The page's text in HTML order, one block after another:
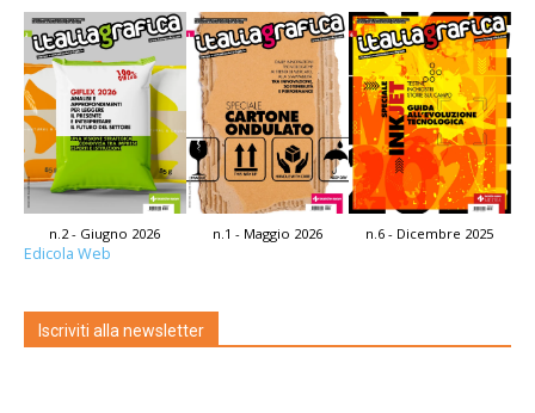
n.2 - Giugno 2026 n.1 - Maggio 2026 n.6 - Dicembre 2025
Edicola Web
Iscriviti alla newsletter